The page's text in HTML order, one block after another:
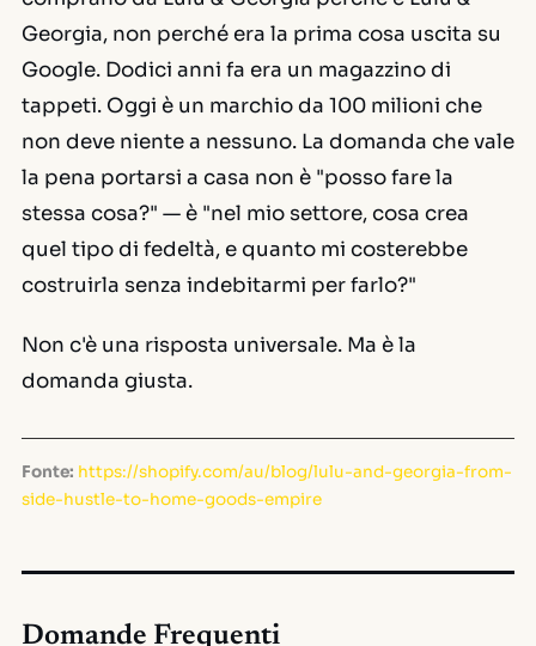
Georgia, non perché era la prima cosa uscita su
Google. Dodici anni fa era un magazzino di
tappeti. Oggi è un marchio da 100 milioni che
non deve niente a nessuno. La domanda che vale
la pena portarsi a casa non è "posso fare la
stessa cosa?" — è "nel mio settore, cosa crea
quel tipo di fedeltà, e quanto mi costerebbe
costruirla senza indebitarmi per farlo?"
Non c'è una risposta universale. Ma è la
domanda giusta.
Fonte: https://shopify.com/au/blog/lulu-and-georgia-from-
side-hustle-to-home-goods-empire
Domande Frequenti